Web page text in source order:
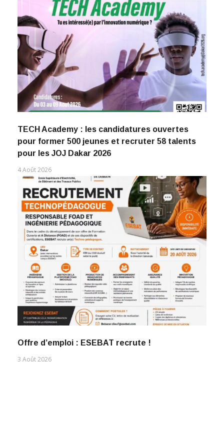
TECH Academy : les candidatures ouvertes
pour former 500 jeunes et recruter 58 talents
pour les JOJ Dakar 2026
4 Août 2026
Offre d’emploi : ESEBAT recrute !
3 Août 2026